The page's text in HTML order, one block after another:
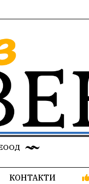
КОНТАКТИ